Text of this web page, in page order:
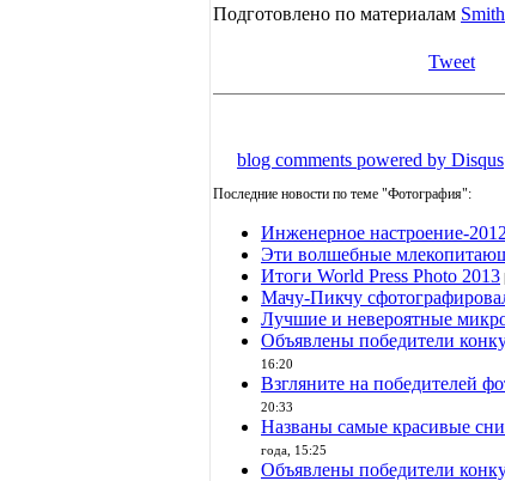
Подготовлено по материалам
Tweet
blog comments powered by Disqus
Последние новости по теме "Фотография":
Инженерное настроение-2012
Эти волшебные
Итоги World Press Photo 2013
Мачу-Пикчу
Лучшие и невероятные
Объявлены победители
16:20
Взгляните на победителей
20:33
Названы самые красивые
года, 15:25
Объявлены победители